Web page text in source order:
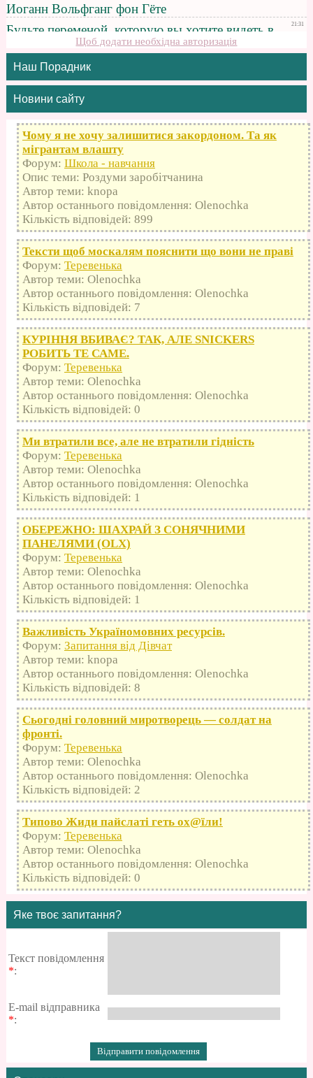
Щоб додати необхідна авторизація
Наш Порадник
Новини сайту
Чому я не хочу залишитися закордоном. Та як
мігрантам влашту
Форум: Школа - навчання
Опис теми: Роздуми заробітчанина
Автор теми: knopa
Автор останнього повідомлення: Olenochka
Кількість відповідей: 899
Тексти щоб москалям пояснити що вони не праві
Форум: Теревенька
Автор теми: Olenochka
Автор останнього повідомлення: Olenochka
Кількість відповідей: 7
КУРІННЯ ВБИВАЄ? ТАК, АЛЕ SNICKERS
РОБИТЬ ТЕ САМЕ.
Форум: Теревенька
Автор теми: Olenochka
Автор останнього повідомлення: Olenochka
Кількість відповідей: 0
Ми втратили все, але не втратили гідність
Форум: Теревенька
Автор теми: Olenochka
Автор останнього повідомлення: Olenochka
Кількість відповідей: 1
ОБЕРЕЖНО: ШАХРАЙ З СОНЯЧНИМИ
ПАНЕЛЯМИ (OLX)
Форум: Теревенька
Автор теми: Olenochka
Автор останнього повідомлення: Olenochka
Кількість відповідей: 1
Важливість Україномовних ресурсів.
Форум: Запитання від Дівчат
Автор теми: knopa
Автор останнього повідомлення: Olenochka
Кількість відповідей: 8
Сьогодні головний миротворець — солдат на
фронті.
Форум: Теревенька
Автор теми: Olenochka
Автор останнього повідомлення: Olenochka
Кількість відповідей: 2
Типово Жиди пайслаті геть оx@їли!
Форум: Теревенька
Автор теми: Olenochka
Автор останнього повідомлення: Olenochka
Кількість відповідей: 0
Яке твоє запитання?
Текст повідомлення
*:
E-mail відправника
*: